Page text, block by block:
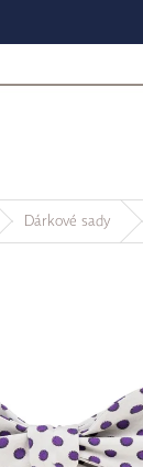
Dárkové sady